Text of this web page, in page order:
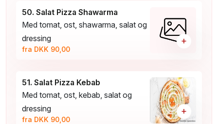
50. Salat Pizza Shawarma
Med tomat, ost, shawarma, salat og
dressing
fra DKK 90,00
+
51. Salat Pizza Kebab
Med tomat, ost, kebab, salat og
dressing
fra DKK 90,00
+